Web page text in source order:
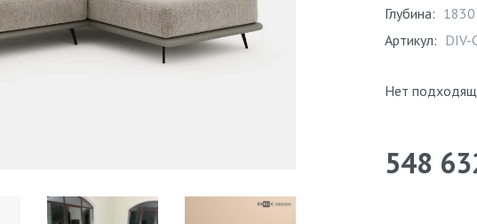
Глубина:
Артикул: DIV-
Нет
548